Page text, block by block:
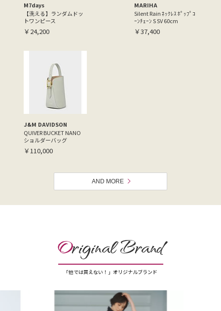
M7days
【洗える】ランダムドッ
トワンピース
￥24,200
MARIHA
Silent Rain ﾈｯｸﾚｽ ﾎﾟｯﾌﾟｺ
ｰﾝﾁｪｰﾝ S SV 60cm
￥37,400
J&M DAVIDSON
QUIVER BUCKET NANO
ショルダーバッグ
￥110,000
AND MORE
Original Brand
「他では買えない！」オリジナルブランド